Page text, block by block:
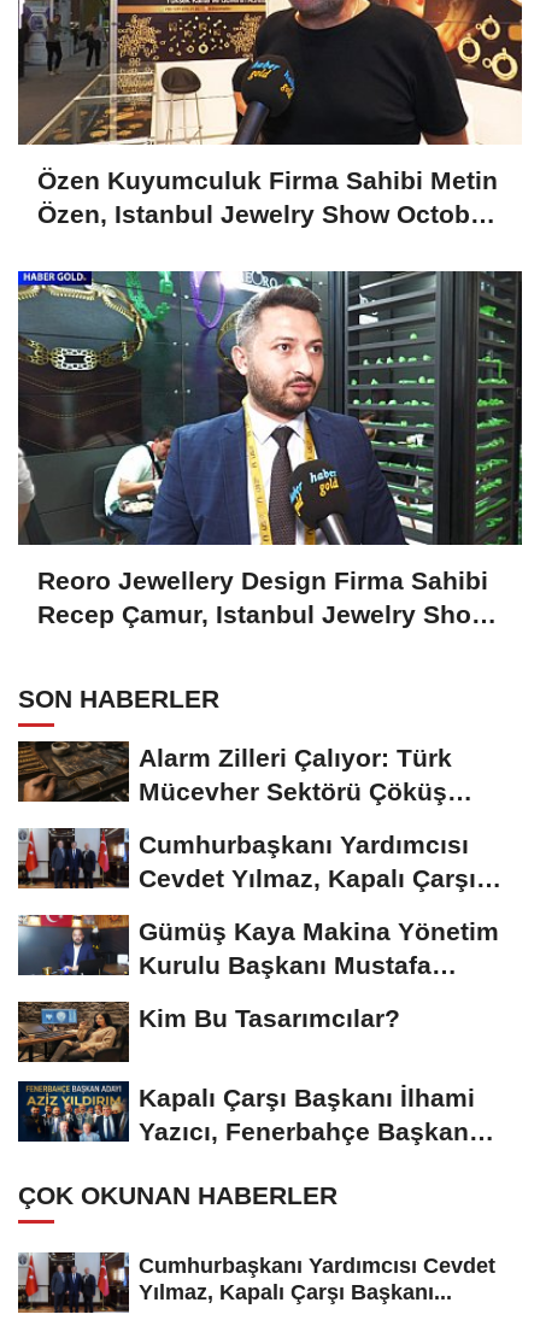
Özen Kuyumculuk Firma Sahibi Metin
Özen, Istanbul Jewelry Show October
Reoro Jewellery Design Firma Sahibi
Recep Çamur, Istanbul Jewelry Show
SON HABERLER
Alarm Zilleri Çalıyor: Türk
Mücevher Sektörü Çöküş
Cumhurbaşkanı Yardımcısı
Cevdet Yılmaz, Kapalı Çarşı
Gümüş Kaya Makina Yönetim
Kurulu Başkanı Mustafa
Kim Bu Tasarımcılar?
Kapalı Çarşı Başkanı İlhami
Yazıcı, Fenerbahçe Başkan
ÇOK OKUNAN HABERLER
Cumhurbaşkanı Yardımcısı Cevdet
Yılmaz, Kapalı Çarşı Başkanı...